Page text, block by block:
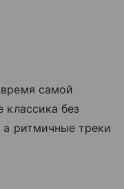
самой
классика без
а ритмичные треки